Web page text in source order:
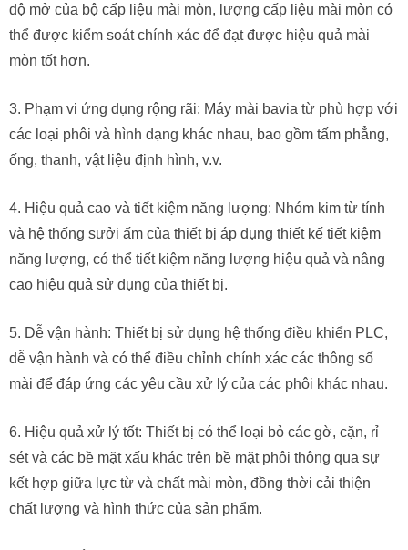
độ mở của bộ cấp liệu mài mòn, lượng cấp liệu mài mòn có
thể được kiểm soát chính xác để đạt được hiệu quả mài
mòn tốt hơn.
3. Phạm vi ứng dụng rộng rãi: Máy mài bavia từ phù hợp với
các loại phôi và hình dạng khác nhau, bao gồm tấm phẳng,
ống, thanh, vật liệu định hình, v.v.
4. Hiệu quả cao và tiết kiệm năng lượng: Nhóm kim từ tính
và hệ thống sưởi ấm của thiết bị áp dụng thiết kế tiết kiệm
năng lượng, có thể tiết kiệm năng lượng hiệu quả và nâng
cao hiệu quả sử dụng của thiết bị.
5. Dễ vận hành: Thiết bị sử dụng hệ thống điều khiển PLC,
dễ vận hành và có thể điều chỉnh chính xác các thông số
mài để đáp ứng các yêu cầu xử lý của các phôi khác nhau.
6. Hiệu quả xử lý tốt: Thiết bị có thể loại bỏ các gờ, cặn, rỉ
sét và các bề mặt xấu khác trên bề mặt phôi thông qua sự
kết hợp giữa lực từ và chất mài mòn, đồng thời cải thiện
chất lượng và hình thức của sản phẩm.